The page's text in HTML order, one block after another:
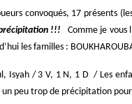
convoqués, 17 présents
!!!
Comme je
les familles :
Isyah / 3 V, 1 N, 1 D / Les
un peu trop de précipitation